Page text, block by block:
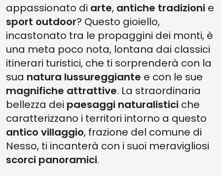
appassionato di arte, antiche tradizioni e
sport outdoor? Questo gioiello,
incastonato tra le propaggini dei monti, è
una meta poco nota, lontana dai classici
itinerari turistici, che ti sorprenderà con la
sua natura lussureggiante e con le sue
magnifiche attrattive. La straordinaria
bellezza dei paesaggi naturalistici che
caratterizzano i territori intorno a questo
antico villaggio, frazione del comune di
Nesso, ti incanterà con i suoi meravigliosi
scorci panoramici.